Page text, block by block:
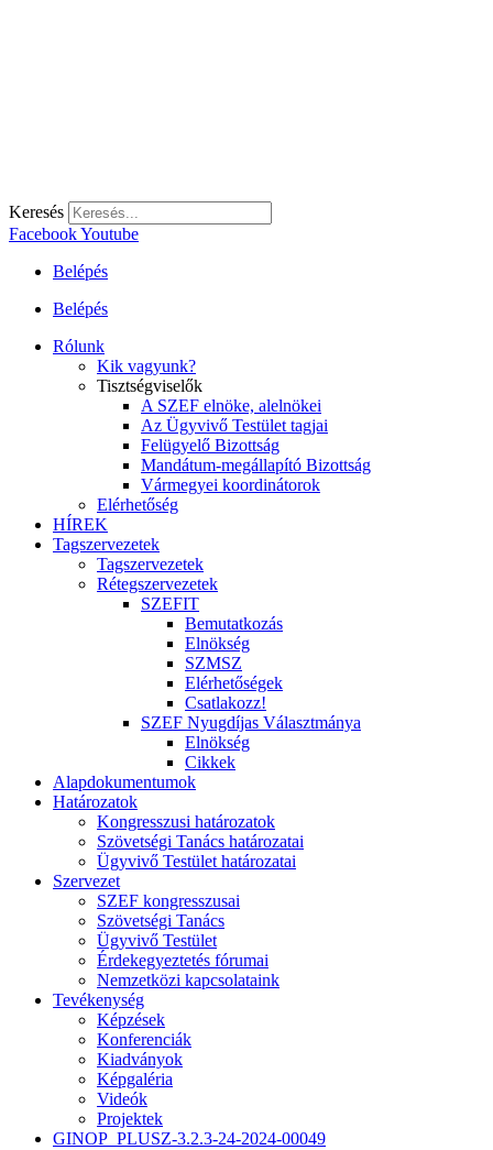
Keresés
FacebookYoutube
Belépés
Belépés
Rólunk
Kik vagyunk?
Tisztségviselők
A SZEF elnöke, alelnökei
Az Ügyvivő Testület tagjai
Felügyelő Bizottság
Mandátum-megállapító Bizottság
Vármegyei koordinátorok
Elérhetőség
HÍREK
Tagszervezetek
Tagszervezetek
Rétegszervezetek
SZEFIT
Bemutatkozás
Elnökség
SZMSZ
Elérhetőségek
Csatlakozz!
SZEF Nyugdíjas Választmánya
Elnökség
Cikkek
Alapdokumentumok
Határozatok
Kongresszusi határozatok
Szövetségi Tanács határozatai
Ügyvivő Testület határozatai
Szervezet
SZEF kongresszusai
Szövetségi Tanács
Ügyvivő Testület
Érdekegyeztetés fórumai
Nemzetközi kapcsolataink
Tevékenység
Képzések
Konferenciák
Kiadványok
Képgaléria
Videók
Projektek
GINOP_PLUSZ-3.2.3-24-2024-00049